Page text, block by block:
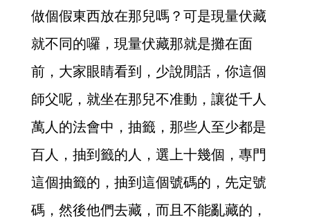
做個假東西放在那兒嗎？可是現量伏藏
就不同的囉，現量伏藏那就是攤在面
前，大家眼睛看到，少說閒話，你這個
師父呢，就坐在那兒不准動，讓從千人
萬人的法會中，抽籤，那些人至少都是
百人，抽到籤的人，選上十幾個，專門
這個抽籤的，抽到這個號碼的，先定號
碼，然後他們去藏，而且不能亂藏的，